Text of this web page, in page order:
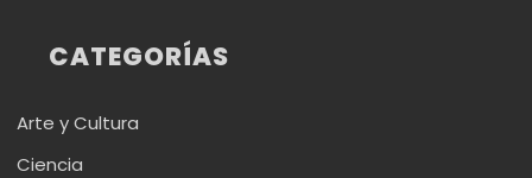
CATEGORÍAS
Arte y Cultura
Ciencia